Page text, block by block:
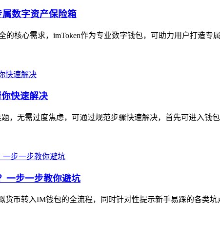
数字资产保险箱
核心需求，imToken作为专业数字钱包，可助力用户打造专
快速解决
，无需过度焦虑，可通过规范步骤快速解决，首先可进入钱
一步一步教你避坑
币转入IM钱包的全流程，同时针对性提示新手易踩的各类